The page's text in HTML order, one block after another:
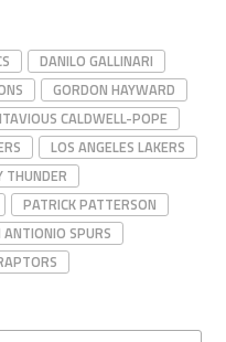
DANILO GALLINARI
GORDON HAYWARD
CALDWELL-POPE
LOS ANGELES LAKERS
THUNDER
PATRICK PATTERSON
ANTIONIO SPURS